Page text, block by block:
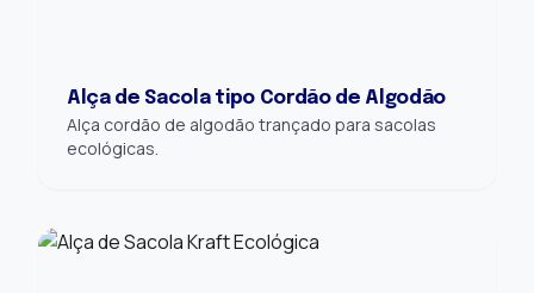
Alça de Sacola tipo Cordão de Algodão
Alça cordão de algodão trançado para sacolas
ecológicas.